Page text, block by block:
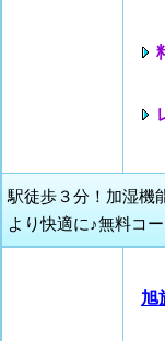
駅徒歩３分！加湿機
より快適に♪無料コ
旭